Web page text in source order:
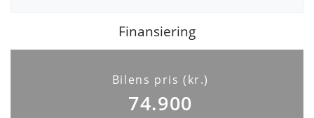
Sikkerhed og komfort
Antal Airbags
Finansiering
Bilens pris (kr.)
74.900